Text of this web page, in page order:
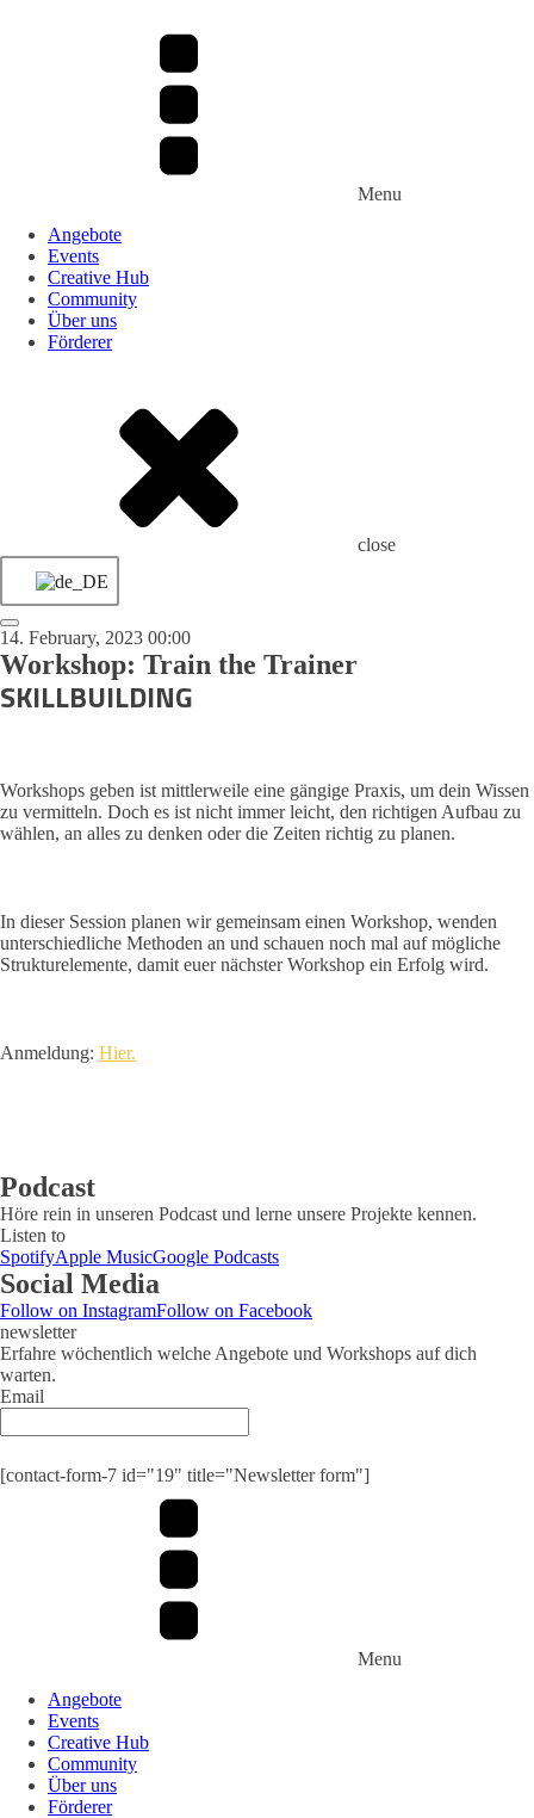
Menu
Angebote
Events
Creative Hub
Community
Über uns
Förderer
close
14. February, 2023 00:00
Workshop: Train the Trainer
SKILLBUILDING
Workshops geben ist mittlerweile eine gängige Praxis, um dein Wissen
zu vermitteln. Doch es ist nicht immer leicht, den richtigen Aufbau zu
wählen, an alles zu denken oder die Zeiten richtig zu planen.
In dieser Session planen wir gemeinsam einen Workshop, wenden
unterschiedliche Methoden an und schauen noch mal auf mögliche
Strukturelemente, damit euer nächster Workshop ein Erfolg wird.
Anmeldung: Hier.
Podcast
Höre rein in unseren Podcast und lerne unsere Projekte kennen.
Listen to
SpotifyApple MusicGoogle Podcasts
Social Media
Follow on InstagramFollow on Facebook
newsletter
Erfahre wöchentlich welche Angebote und Workshops auf dich
warten.
Email
[contact-form-7 id="19" title="Newsletter form"]
Menu
Angebote
Events
Creative Hub
Community
Über uns
Förderer